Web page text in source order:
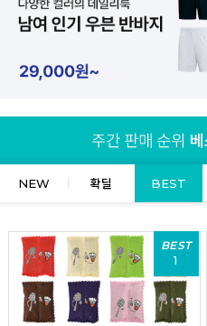
NEW 확딜 BEST
BEST
1